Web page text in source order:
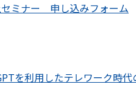
セミナー 申し込みフォーム
を利用したテレワーク時